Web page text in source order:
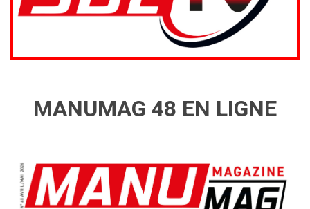
MANUMAG 48 EN LIGNE